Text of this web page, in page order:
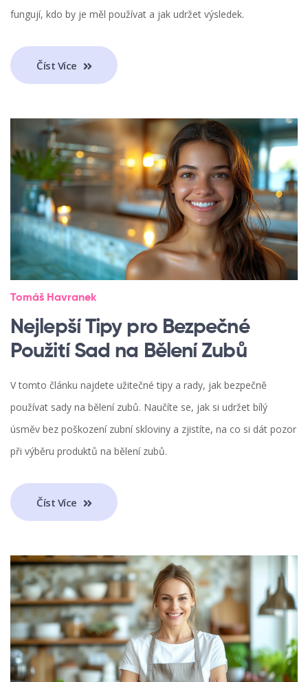
fungují, kdo by je měl používat a jak udržet výsledek.
Číst Více
Tomáš Havranek
Nejlepší Tipy pro Bezpečné
Použití Sad na Bělení Zubů
V tomto článku najdete užitečné tipy a rady, jak bezpečně
používat sady na bělení zubů. Naučíte se, jak si udržet bílý
úsměv bez poškození zubní skloviny a zjistíte, na co si dát pozor
při výběru produktů na bělení zubů.
Číst Více